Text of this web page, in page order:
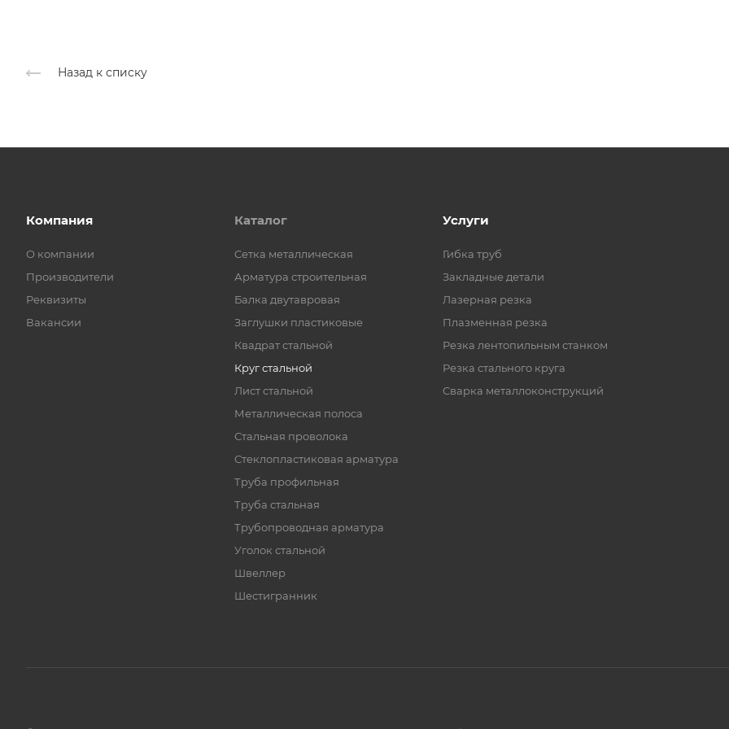
Назад к списку
Компания
О компании
Производители
Реквизиты
Вакансии
Каталог
Cетка металлическая
Арматура строительная
Балка двутавровая
Заглушки пластиковые
Квадрат стальной
Круг стальной
Лист стальной
Металлическая полоса
Стальная проволока
Стеклопластиковая арматура
Труба профильная
Труба стальная
Трубопроводная арматура
Уголок стальной
Швеллер
Шестигранник
Услуги
Гибка труб
Закладные детали
Лазерная резка
Плазменная резка
Резка лентопильным станком
Резка стального круга
Сварка металлоконструкций